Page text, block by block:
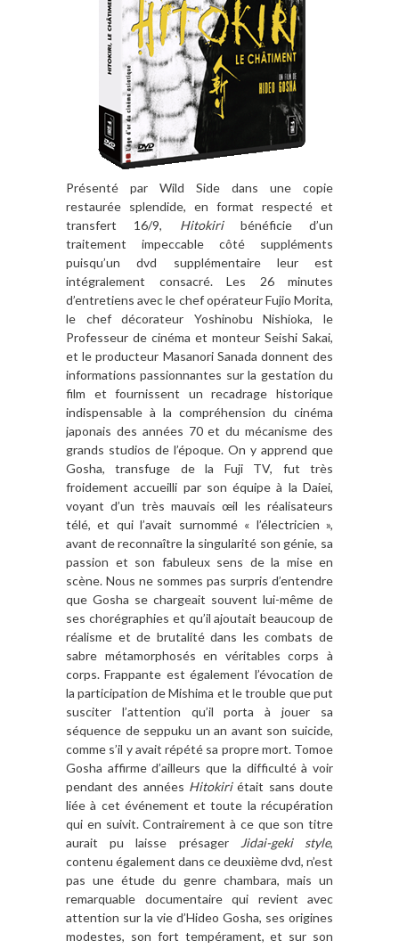
Présenté par Wild Side dans une copie
restaurée splendide, en format respecté et
transfert 16/9, Hitokiribénéficie d’un
traitement impeccable côté suppléments
puisqu’un dvd supplémentaire leur est
intégralement consacré. Les 26 minutes
d’entretiens avec le chef opérateur Fujio Morita,
le chef décorateur Yoshinobu Nishioka, le
Professeur de cinéma et monteur Seishi Sakai,
et le producteur Masanori Sanada donnent des
informations passionnantes sur la gestation du
film et fournissent un recadrage historique
indispensable à la compréhension du cinéma
japonais des années 70 et du mécanisme des
grands studios de l’époque. On y apprend que
Gosha, transfuge de la Fuji TV, fut très
froidement accueilli par son équipe à la Daiei,
voyant d’un très mauvais œil les réalisateurs
télé, et qui l’avait surnommé « l’électricien »,
avant de reconnaître la singularité son génie, sa
passion et son fabuleux sens de la mise en
scène. Nous ne sommes pas surpris d’entendre
que Gosha se chargeait souvent lui-même de
ses chorégraphies et qu’il ajoutait beaucoup de
réalisme et de brutalité dans les combats de
sabre métamorphosés en véritables corps à
corps. Frappante est également l’évocation de
la participation de Mishima et le trouble que put
susciter l’attention qu’il porta à jouer sa
séquence de seppuku un an avant son suicide,
comme s’il y avait répété sa propre mort. Tomoe
Gosha affirme d’ailleurs que la difficulté à voir
pendant des années Hitokiriétait sans doute
liée à cet événement et toute la récupération
qui en suivit. Contrairement à ce que son titre
aurait pu laisse présager
Jidai-geki style,
contenu également dans ce deuxième dvd, n’est
pas une étude du genre chambara, mais un
remarquable documentaire qui revient avec
attention sur la vie d’Hideo Gosha, ses origines
modestes, son fort tempérament, et sur son